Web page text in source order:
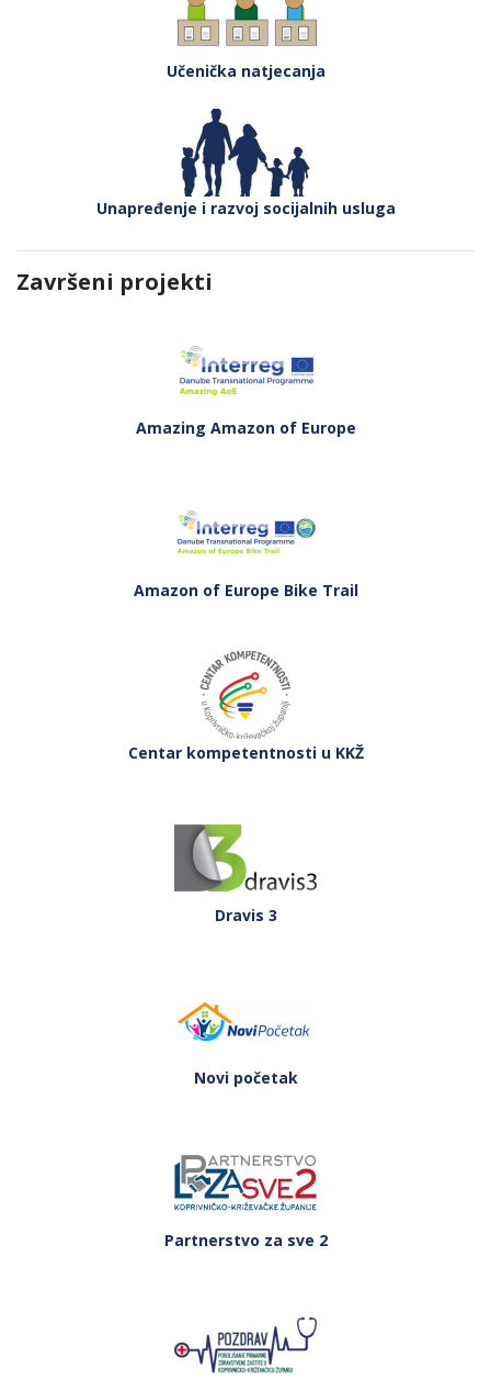
Učenička natjecanja
Unapređenje i razvoj socijalnih usluga
Završeni projekti
Amazing Amazon of Europe
Amazon of Europe Bike Trail
Centar kompetentnosti u KKŽ
Dravis 3
Novi početak
Partnerstvo za sve 2